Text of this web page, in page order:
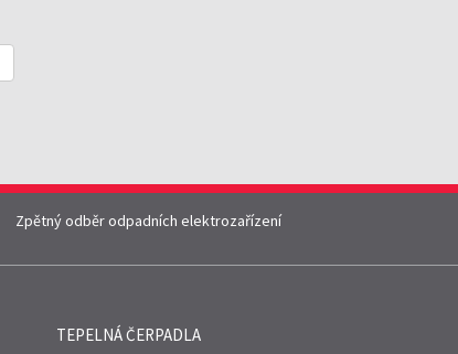
Zpětný odběr odpadních elektrozařízení
TEPELNÁ ČERPADLA